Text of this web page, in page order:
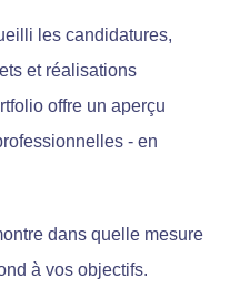
les candidatures,
et réalisations
offre un aperçu
- en
dans quelle mesure
à vos objectifs.